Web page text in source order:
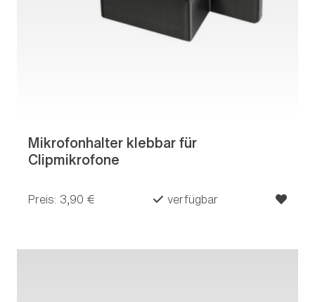
Mikrofonhalter klebbar für
Clipmikrofone
Preis: 3,90 € verfügbar